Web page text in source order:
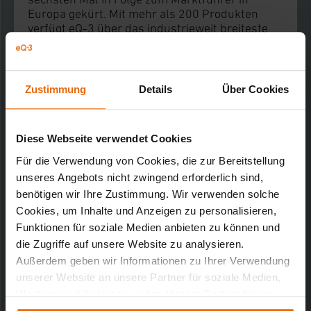
Zustimmung Details Über Cookies
Diese Webseite verwendet Cookies
Für die Verwendung von Cookies, die zur Bereitstellung
unseres Angebots nicht zwingend erforderlich sind,
benötigen wir Ihre Zustimmung. Wir verwenden solche
Cookies, um Inhalte und Anzeigen zu personalisieren,
Funktionen für soziale Medien anbieten zu können und
die Zugriffe auf unsere Website zu analysieren.
Außerdem geben wir Informationen zu Ihrer Verwendung
unserer Website an unsere Partner für soziale Medien,
Werbung und Analysen weiter. Unsere Partner führen
Europa gekürt. Mit mehr als 200 Produkten
verfügt eQ-3 über das industrieweit breiteste
Smart-Home-Portfolio. Design und
Entwicklern in der Firmenzentrale in Leer.
Produziert wird im eigenen Werk in Zhuhai,
das Umwelt- und Qualitätsmanagement
überzeugt. 2007 wurde die eQ-3 AG aus der seit
über 40 Jahren bestehenden ELV
ausgegründet. Die Unternehmensgruppe
befindet sich zu 100 % in Familienbesitz.
Weitere Informationen:www.homematic-ip.com
www.eQ-3.de